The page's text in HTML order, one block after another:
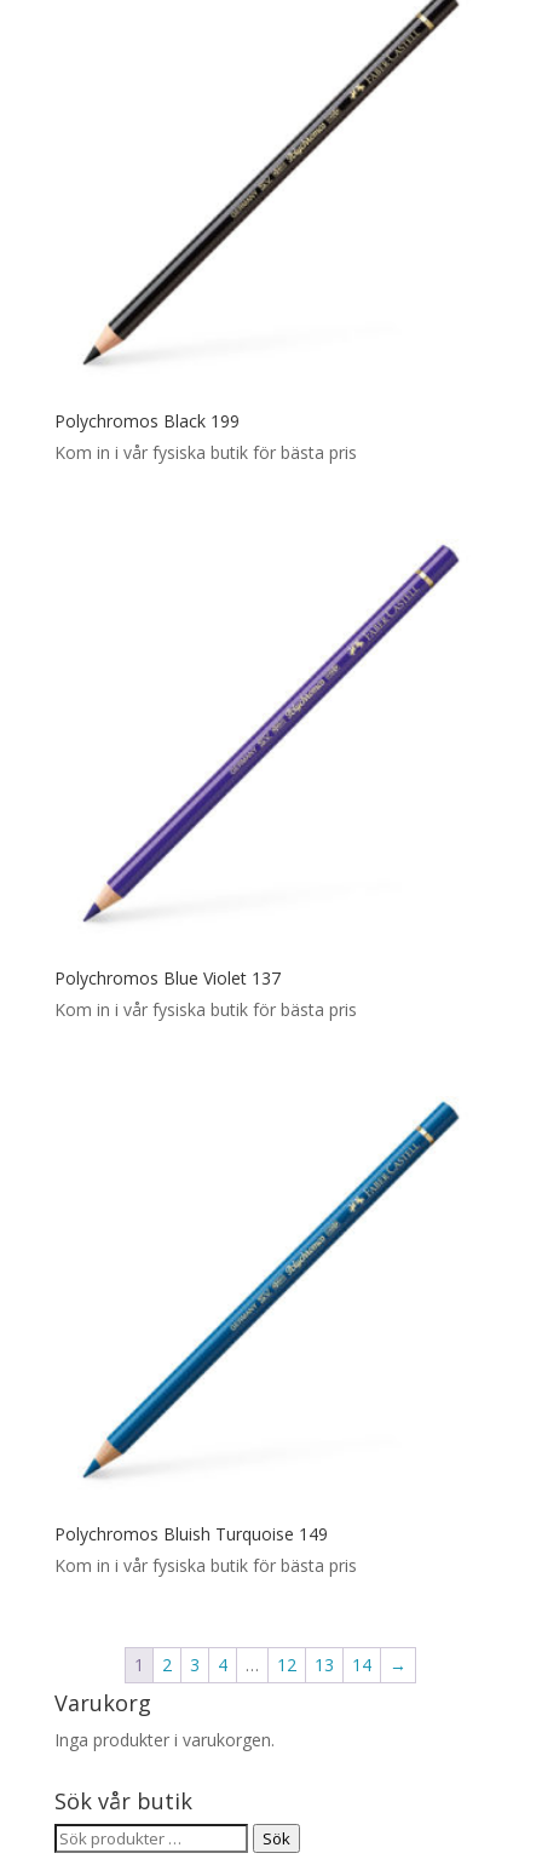
Polychromos Black 199
Kom in i vår fysiska butik för bästa pris
Polychromos Blue Violet 137
Kom in i vår fysiska butik för bästa pris
Polychromos Bluish Turquoise 149
Kom in i vår fysiska butik för bästa pris
1 2 3 4 … 12 13 14 →
Varukorg
Inga produkter i varukorgen.
Sök vår butik
Sök
Sök